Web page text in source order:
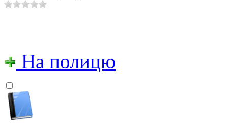
На полицю